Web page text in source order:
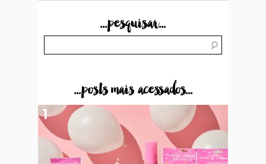
...pesquisar...
...posts mais acessados...
1